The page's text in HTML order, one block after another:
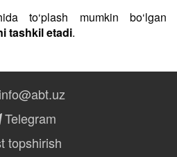
to‘plash mumkin bo‘lgan
tashkil etadi.
info@abt.uz
Telegram
topshirish